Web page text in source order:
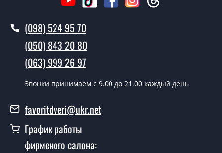
условии наличия их на складе, либо на следующий
Можно на сегодня вызвать
замерщика?
Да можно.
У вас есть в наличии готовые двери с
Да, мы имеем большой ассортимент готовых дверей
со стеклопакетом и ковкой.
Какая стоимость самых дешевых
(098) 524 95 70
(050) 843 20 80
(063) 999 26 97
Звонки принимаем c 9.00 до 21.00 каждый день
favoritdveri@ukr.net
График работы
фирменого салона: